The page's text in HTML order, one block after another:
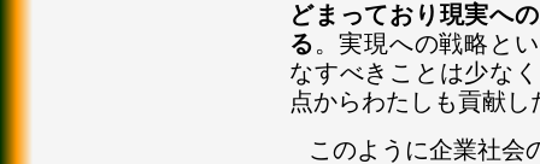
どまっており現実へ
る。実現への戦略と
なすべきことは少な
点からわたしも貢献
このように企業社会